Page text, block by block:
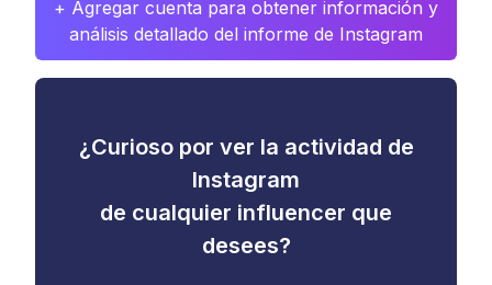
+ Agregar cuenta para obtener información y
análisis detallado del informe de Instagram
¿Curioso por ver la actividad de
Instagram
de cualquier influencer que
desees?